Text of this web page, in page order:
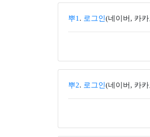
뿌1 . 로그인 (네이버, 카
뿌2. 로그인 (네이버, 카